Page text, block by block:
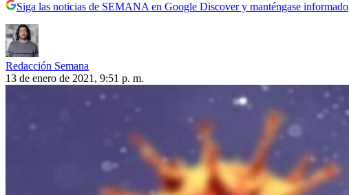
Siga las noticias de SEMANA en Google Discover y manténgase informado
Redacción Semana
13 de enero de 2021, 9:51 p. m.